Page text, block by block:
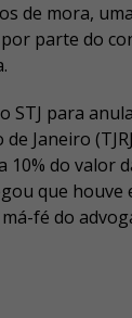
de mora,
parte do
STJ para
Janeiro
do valor
que houve
fé do